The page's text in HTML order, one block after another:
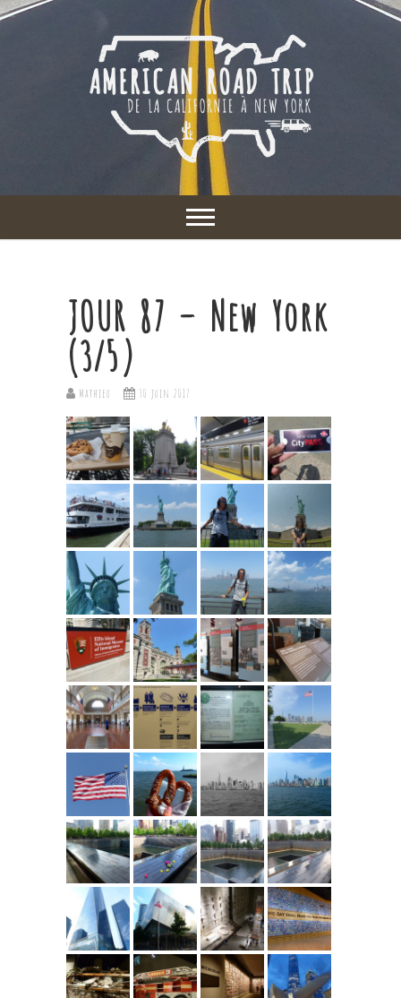
JOUR 87 – New York
(3/5)
Mathieu 30 juin 2017